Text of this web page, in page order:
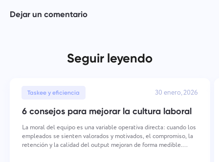
Dejar un comentario
Seguir leyendo
Taskee y eficiencia 30 enero, 2026
6 consejos para mejorar la cultura laboral
La moral del equipo es una variable operativa directa: cuando los
empleados se sienten valorados y motivados, el compromiso, la
retención y la calidad del output mejoran de forma medible.